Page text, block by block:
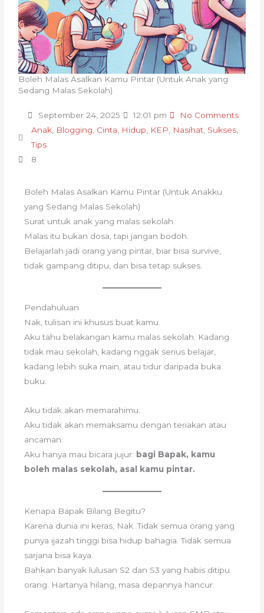
Boleh Malas Asalkan Kamu Pintar (Untuk Anak yang
Sedang Malas Sekolah)
September 24, 2025 12:01 pm
No Comments
Anak, Blogging, Cinta, Hidup, KEP, Nasihat, Sukses,
Tips
8
Boleh Malas Asalkan Kamu Pintar (Untuk Anakku
yang Sedang Malas Sekolah)
Surat untuk anak yang malas sekolah.
Malas itu bukan dosa, tapi jangan bodoh.
Belajarlah jadi orang yang pintar, biar bisa survive,
tidak gampang ditipu, dan bisa tetap sukses.
Pendahuluan
Nak, tulisan ini khusus buat kamu.
Aku tahu belakangan kamu malas sekolah. Kadang
tidak mau sekolah, kadang nggak serius belajar,
kadang lebih suka main, atau tidur daripada buka
buku.
Aku tidak akan memarahimu.
Aku tidak akan memaksamu dengan teriakan atau
ancaman.
Aku hanya mau bicara jujur: bagi Bapak, kamu
boleh malas sekolah, asal kamu pintar.
Kenapa Bapak Bilang Begitu?
Karena dunia ini keras, Nak. Tidak semua orang yang
punya ijazah tinggi bisa hidup bahagia. Tidak semua
sarjana bisa kaya.
Bahkan banyak lulusan S2 dan S3 yang habis ditipu
orang. Hartanya hilang, masa depannya hancur.